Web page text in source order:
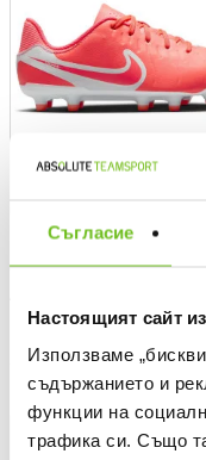
Съгласие
Настоящият сайт
Използваме
съдържанието и
функции на
трафика си. Също
Обувки JR LEGEND 10
Текуща цена:
46,52 €/90,99 лв.
Редовна цена:
66,46 €Редовна цена
-30%